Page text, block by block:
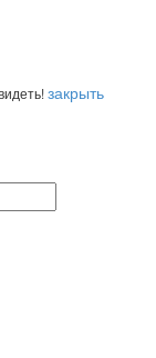
закрыть